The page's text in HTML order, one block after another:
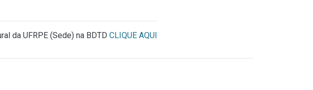
da UFRPE (Sede) na BDTD CLIQUE AQUI